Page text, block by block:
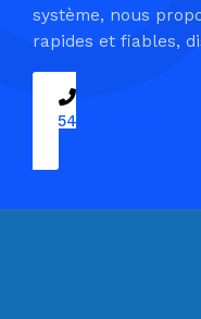
système, nous
rapides et fiables,
09 54 37 04 03